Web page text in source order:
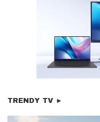
TRENDY TV ►